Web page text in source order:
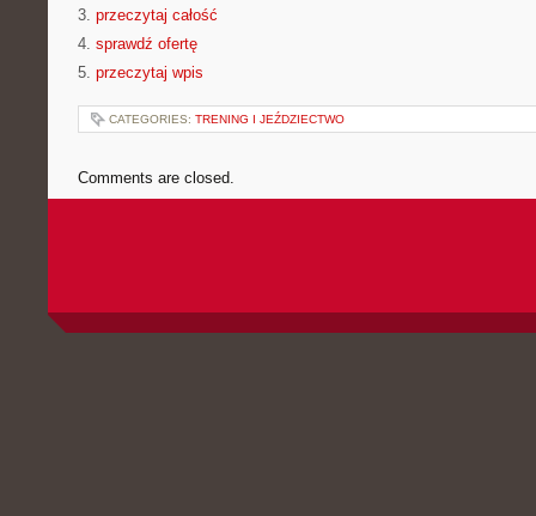
3. przeczytaj całość
4. sprawdź ofertę
5. przeczytaj wpis
CATEGORIES: TRENING I JEŹDZIECTWO
Comments are closed.